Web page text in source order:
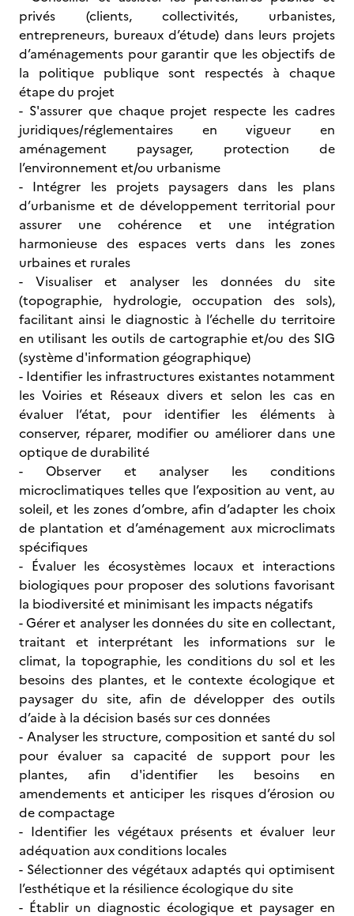
privés (clients, collectivités, urbanistes,
entrepreneurs, bureaux d’étude) dans leurs projets
d’aménagements pour garantir que les objectifs de
la politique publique sont respectés à chaque
étape du projet
- S'assurer que chaque projet respecte les cadres
juridiques/réglementaires en vigueur en
aménagement paysager, protection de
l’environnement et/ou urbanisme
- Intégrer les projets paysagers dans les plans
d’urbanisme et de développement territorial pour
assurer une cohérence et une intégration
harmonieuse des espaces verts dans les zones
urbaines et rurales
- Visualiser et analyser les données du site
(topographie, hydrologie, occupation des sols),
facilitant ainsi le diagnostic à l’échelle du territoire
en utilisant les outils de cartographie et/ou des SIG
(système d'information géographique)
- Identifier les infrastructures existantes notamment
les Voiries et Réseaux divers et selon les cas en
évaluer l’état, pour identifier les éléments à
conserver, réparer, modifier ou améliorer dans une
optique de durabilité
- Observer et analyser les conditions
microclimatiques telles que l’exposition au vent, au
soleil, et les zones d’ombre, afin d’adapter les choix
de plantation et d’aménagement aux microclimats
spécifiques
- Évaluer les écosystèmes locaux et interactions
biologiques pour proposer des solutions favorisant
la biodiversité et minimisant les impacts négatifs
- Gérer et analyser les données du site en collectant,
traitant et interprétant les informations sur le
climat, la topographie, les conditions du sol et les
besoins des plantes, et le contexte écologique et
paysager du site, afin de développer des outils
d’aide à la décision basés sur ces données
- Analyser les structure, composition et santé du sol
pour évaluer sa capacité de support pour les
plantes, afin d'identifier les besoins en
amendements et anticiper les risques d’érosion ou
de compactage
- Identifier les végétaux présents et évaluer leur
adéquation aux conditions locales
- Sélectionner des végétaux adaptés qui optimisent
l’esthétique et la résilience écologique du site
- Établir un diagnostic écologique et paysager en